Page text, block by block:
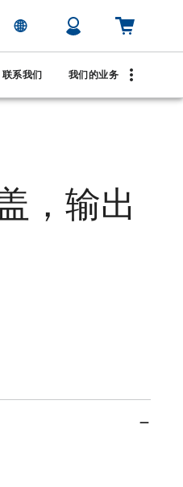
联系我们 我们的业务
，输出